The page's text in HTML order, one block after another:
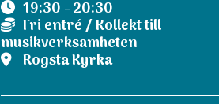
19:30 - 20:30
Fri entré / Kollekt till
musikverksamheten
Rogsta Kyrka